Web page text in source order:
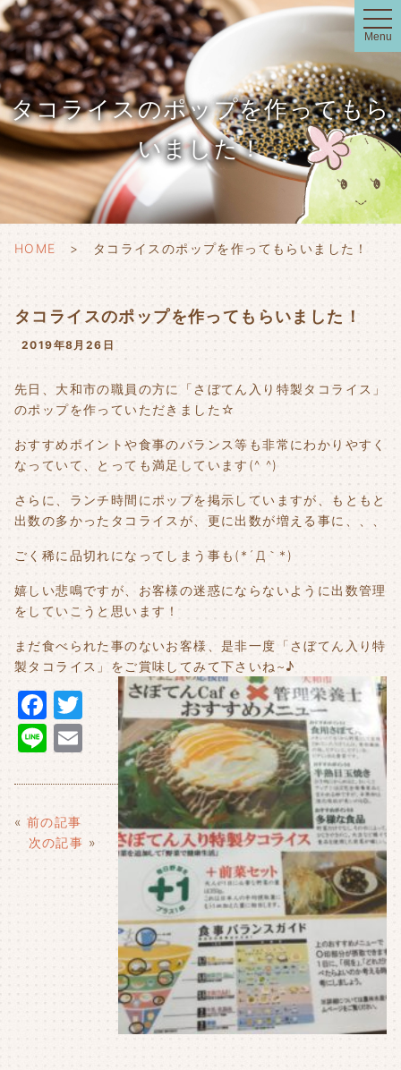
t
o
g
g
l
e
n
a
v
i
g
a
t
i
o
n
Menu
タコライスのポップを作ってもら
いました！
HOME タコライスのポップを作ってもらいました！
タコライスのポップを作ってもらいました！
2019年8月26日
先日、大和市の職員の方に「さぼてん入り特製タコライス」
のポップを作っていただきました☆
おすすめポイントや食事のバランス等も非常にわかりやすく
なっていて、とっても満足しています(^ ^)
さらに、ランチ時間にポップを掲示していますが、もともと
出数の多かったタコライスが、更に出数が増える事に、、、
ごく稀に品切れになってしまう事も(*´Д｀*)
嬉しい悲鳴ですが、お客様の迷惑にならないように出数管理
をしていこうと思います！
まだ食べられた事のないお客様、是非一度「さぼてん入り特
製タコライス」をご賞味してみて下さいね~♪
F
a
c
e
b
o
t
r
Li
e
m
ai
« 前の記事
次の記事 »